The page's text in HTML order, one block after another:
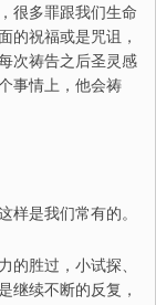
很多罪跟我们生命
的祝福或是咒诅，
次祷告之后圣灵感
事情上，他会祷
样是我们常有的。
的胜过，小试探、
继续不断的反复，